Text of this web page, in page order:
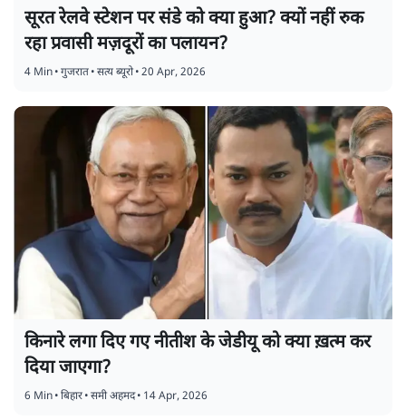
सूरत रेलवे स्टेशन पर संडे को क्या हुआ? क्यों नहीं रुक
रहा प्रवासी मज़दूरों का पलायन?
4 Min•गुजरात•सत्य ब्यूरो•20 Apr, 2026
किनारे लगा दिए गए नीतीश के जेडीयू को क्या ख़त्म कर
दिया जाएगा?
6 Min•बिहार•समी अहमद• 14 Apr, 2026